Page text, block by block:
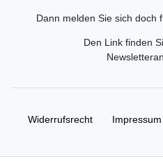
Dann melden Sie sich doch
Den Link finden
Widerrufs­recht Impressum